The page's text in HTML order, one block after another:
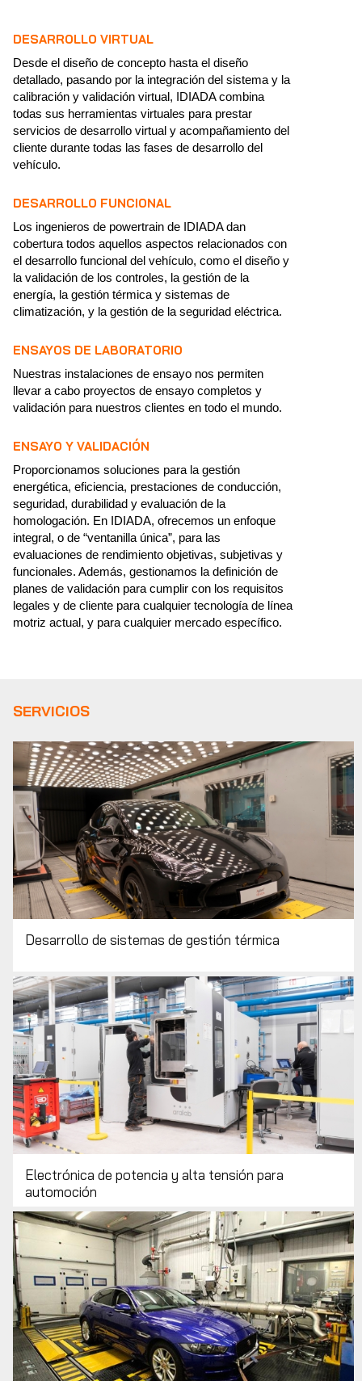
DESARROLLO VIRTUAL
Desde el diseño de concepto hasta el diseño
detallado, pasando por la integración del sistema y la
calibración y validación virtual, IDIADA combina
todas sus herramientas virtuales para prestar
servicios de desarrollo virtual y acompañamiento del
cliente durante todas las fases de desarrollo del
vehículo.
DESARROLLO FUNCIONAL
Los ingenieros de powertrain de IDIADA dan
cobertura todos aquellos aspectos relacionados con
el desarrollo funcional del vehículo, como el diseño y
la validación de los controles, la gestión de la
energía, la gestión térmica y sistemas de
climatización, y la gestión de la seguridad eléctrica.
ENSAYOS DE LABORATORIO
Nuestras instalaciones de ensayo nos permiten
llevar a cabo proyectos de ensayo completos y
validación para nuestros clientes en todo el mundo.
ENSAYO Y VALIDACIÓN
Proporcionamos soluciones para la gestión
energética, eficiencia, prestaciones de conducción,
seguridad, durabilidad y evaluación de la
homologación. En IDIADA, ofrecemos un enfoque
integral, o de “ventanilla única”, para las
evaluaciones de rendimiento objetivas, subjetivas y
funcionales. Además, gestionamos la definición de
planes de validación para cumplir con los requisitos
legales y de cliente para cualquier tecnología de línea
motriz actual, y para cualquier mercado específico.
SERVICIOS
Desarrollo de sistemas de gestión térmica
Electrónica de potencia y alta tensión para
automoción